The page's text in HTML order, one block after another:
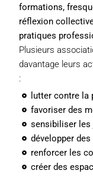
formations,
réflexion
pratiques
Plusieurs
davantage leurs
:
lutter contre la
favoriser des
sensibiliser
développer
renforcer les
créer des